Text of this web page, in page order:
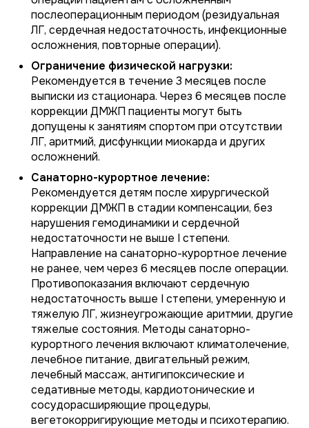
послеоперационным периодом (резидуальная
ЛГ, сердечная недостаточность, инфекционные
осложнения, повторные операции).
Ограничение физической нагрузки:
Рекомендуется в течение 3 месяцев после
выписки из стационара. Через 6 месяцев после
коррекции ДМЖП пациенты могут быть
допущены к занятиям спортом при отсутствии
ЛГ, аритмий, дисфункции миокарда и других
осложнений.
Санаторно-курортное лечение:
Рекомендуется детям после хирургической
коррекции ДМЖП в стадии компенсации, без
нарушения гемодинамики и сердечной
недостаточности не выше I степени.
Направление на санаторно-курортное лечение
не ранее, чем через 6 месяцев после операции.
Противопоказания включают сердечную
недостаточность выше I степени, умеренную и
тяжелую ЛГ, жизнеугрожающие аритмии, другие
тяжелые состояния. Методы санаторно-
курортного лечения включают климатолечение,
лечебное питание, двигательный режим,
лечебный массаж, антигипоксические и
седативные методы, кардиотонические и
сосудорасширяющие процедуры,
вегетокорригирующие методы и психотерапию.